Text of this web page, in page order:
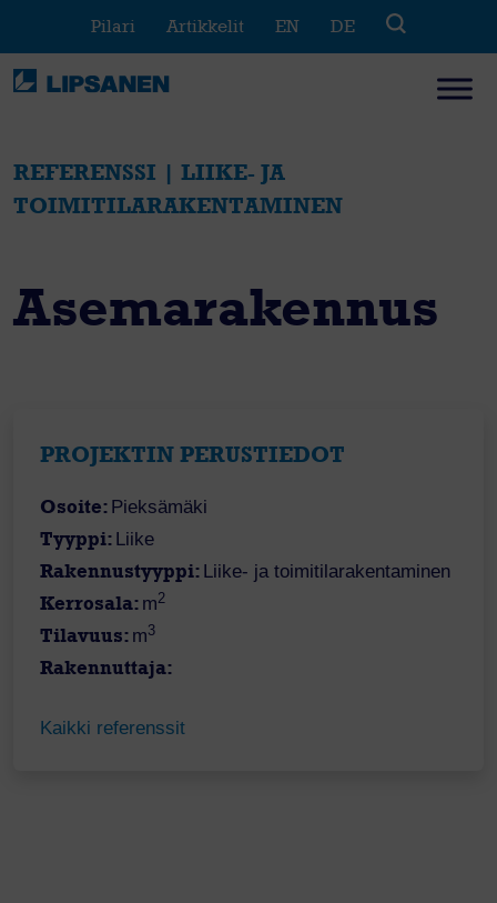
content
Pilari Artikkelit EN DE
REFERENSSI | LIIKE- JA
TOIMITILARAKENTAMINEN
Asemarakennus
PROJEKTIN PERUSTIEDOT
Osoite: Pieksämäki
Tyyppi: Liike
Rakennustyyppi: Liike- ja toimitilarakentaminen
Kerrosala: m2
Tilavuus: m3
Rakennuttaja:
Kaikki referenssit